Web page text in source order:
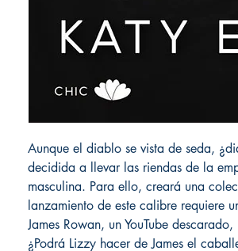
Aunque el diablo se vista de seda,
decidida a llevar las riendas de la
masculina. Para ello, creará una
lanzamiento de este calibre requiere
James Rowan, un YouTube
¿Podrá Lizzy hacer de James el